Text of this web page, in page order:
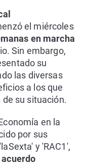
el miércoles
en marcha
Sin embargo,
su
las diversas
a los que
su situación.
en la
por sus
y 'RAC1',